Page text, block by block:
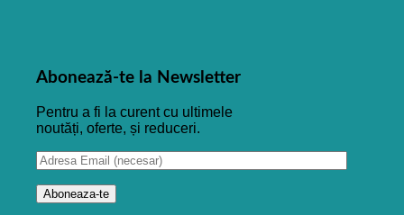
Abonează-te la Newsletter
Pentru a fi la curent cu ultimele
noutăți, oferte, și reduceri.